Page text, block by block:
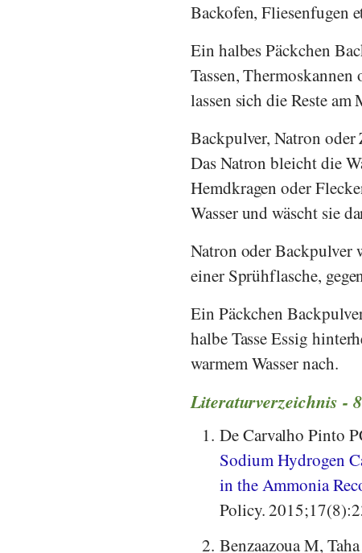
Backofen, Fliesenfugen
Ein halbes Päckchen
Tassen, Thermoskannen
lassen sich die Reste
Backpulver, Natron oder
Das Natron bleicht die
Hemdkragen oder
Wasser und wäscht sie
Natron oder Backpulver
einer Sprühflasche,
Ein Päckchen
halbe Tasse Essig
warmem Wasser nach.
Literaturverzeichnis -
1. De Carvalho Pinto
Sodium Hydrogen
in the Ammonia
Policy.
2. Benzaazoua M,